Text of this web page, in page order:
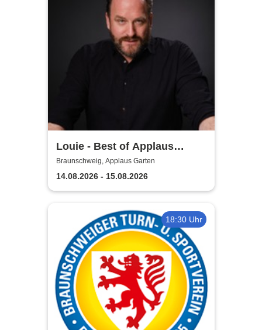
Louie - Best of Applaus
Garten
Braunschweig, Applaus Garten
14.08.2026 - 15.08.2026
18:30 Uhr